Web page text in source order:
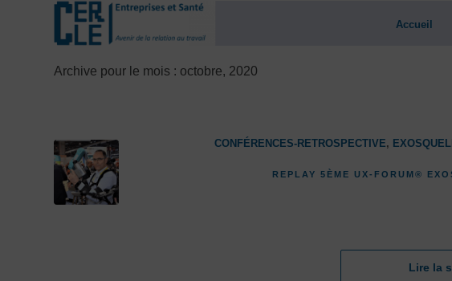
Accueil
Archive pour le mois : octobre, 2020
CONFÉRENCES-RETROSPECTIVE,
REPLAY 5ÈME UX-FORUM®
Lire la